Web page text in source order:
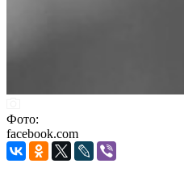
Фото:
facebook.com